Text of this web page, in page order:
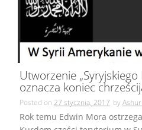
Utworzenie „Syryjskiego
oznacza koniec
Posted on 27 stycznia, 2017 by
Rok temu Edwin Mora